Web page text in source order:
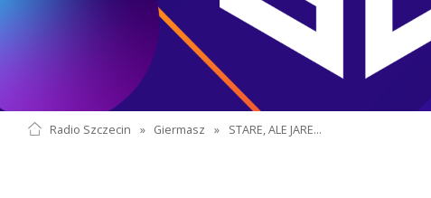
Radio Szczecin » Giermasz » STARE, ALE JARE...